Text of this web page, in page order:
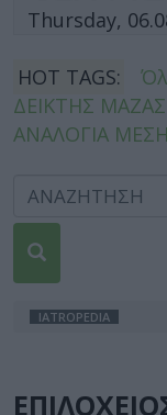
Thursday,
HOT TAGS:
ΔΕΙΚΤΗΣ
ΑΝΑΛΟΓΙΑ
IATROPEDIA